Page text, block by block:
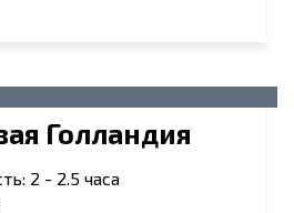
Голландия
2 - 2.5 часа